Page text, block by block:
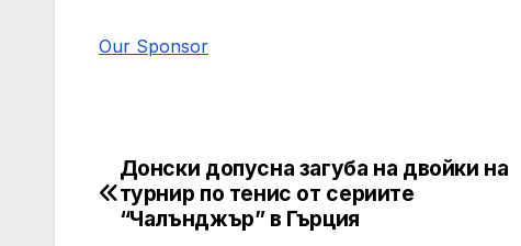
Our Sponsor
Post
navigation
Донски допусна загуба на двойки на
турнир по тенис от сериите
“Чалънджър” в Гърция